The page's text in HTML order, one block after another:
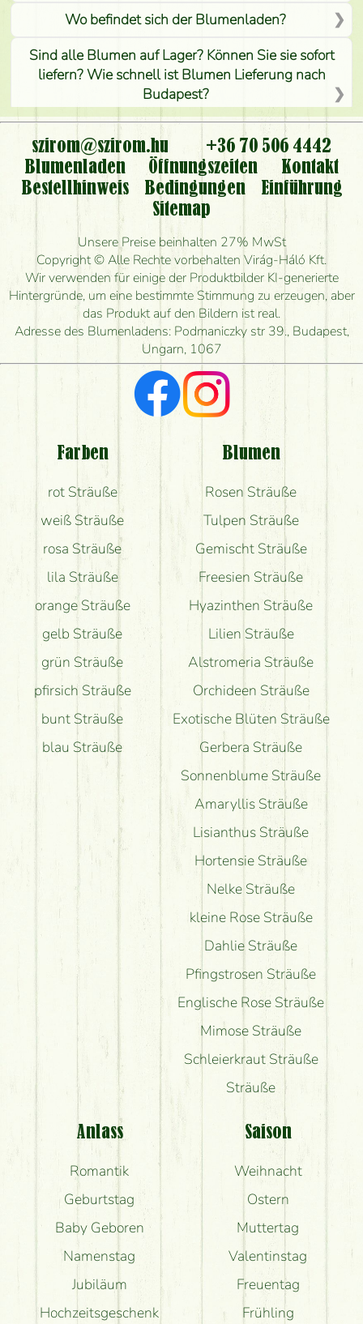
Wo befindet sich der Blumenladen?
Sind alle Blumen auf Lager? Können Sie sie sofort
liefern? Wie schnell ist Blumen Lieferung nach
Budapest?
Ist der Blumenladen non stop geöffnet?
Kann ich den bestellten Blumenstrauß persönlich
nehmen oder nur per Blumenversand?
Ist eine Bestellung für ländliche Gebiete möglich?
Wie lange kann ich heute Blumen mit Lieferung
bestellen?
Wie schnell können Sie den Blumenstrauß
herstellen und wann können Sie ihn frühestens
liefern?
Ich suche rote Rosen, hast du welche?
Welche Rückmeldungen bekomme ich zum
Blumenversand?
Bekomme ich wirklich, was auf dem Bild zu sehen
szirom@szirom.hu
+36 70 506 4442
Blumenladen
Öffnungszeiten
Kontakt
Bestellhinweis
Bedingungen
Einführung
Sitemap
Unsere Preise beinhalten 27% MwSt
Copyright © Alle Rechte vorbehalten Virág-Háló Kft.
Wir verwenden für einige der Produktbilder KI-generierte
Hintergründe, um eine bestimmte Stimmung zu erzeugen, aber
das Produkt auf den Bildern ist real.
Adresse des Blumenladens: Podmaniczky str 39., Budapest,
Ungarn, 1067
Farben
rot Sträuße
weiß Sträuße
rosa Sträuße
lila Sträuße
orange Sträuße
gelb Sträuße
grün Sträuße
pfirsich Sträuße
bunt Sträuße
blau Sträuße
Blumen
Rosen Sträuße
Tulpen Sträuße
Gemischt Sträuße
Freesien Sträuße
Hyazinthen Sträuße
Lilien Sträuße
Alstromeria Sträuße
Orchideen Sträuße
Exotische Blüten Sträuße
Gerbera Sträuße
Sonnenblume Sträuße
Amaryllis Sträuße
Lisianthus Sträuße
Hortensie Sträuße
Nelke Sträuße
kleine Rose Sträuße
Dahlie Sträuße
Pfingstrosen Sträuße
Englische Rose Sträuße
Mimose Sträuße
Schleierkraut Sträuße
Sträuße
Anlass
Romantik
Geburtstag
Baby Geboren
Namenstag
Jubiläum
Hochzeitsgeschenk
Saison
Weihnacht
Ostern
Muttertag
Valentinstag
Freuentag
Frühling